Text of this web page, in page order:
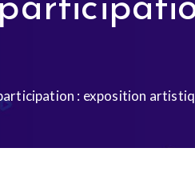
: exposition